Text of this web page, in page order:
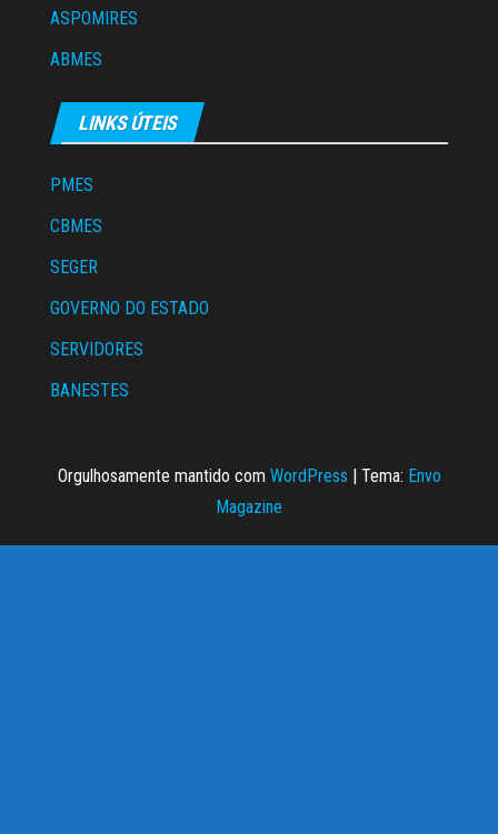
ASPOMIRES
ABMES
LINKS ÚTEIS
PMES
CBMES
SEGER
GOVERNO DO ESTADO
SERVIDORES
BANESTES
Orgulhosamente mantido com WordPress | Tema: Envo
Magazine